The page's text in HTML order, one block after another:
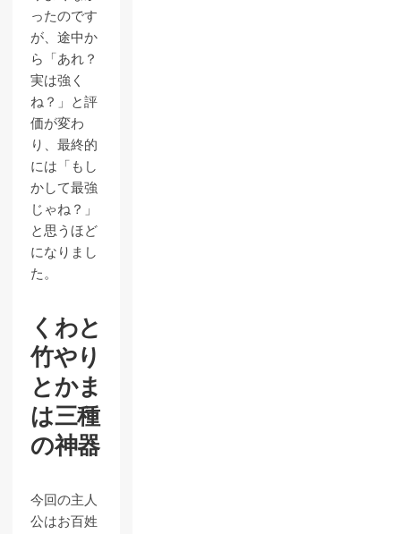
ったのです
が、途中か
ら「あれ？
実は強く
ね？」と評
価が変わ
り、最終的
には「もし
かして最強
じゃね？」
と思うほど
になりまし
た。
くわと
竹やり
とかま
は三種
の神器
今回の主人
公はお百姓